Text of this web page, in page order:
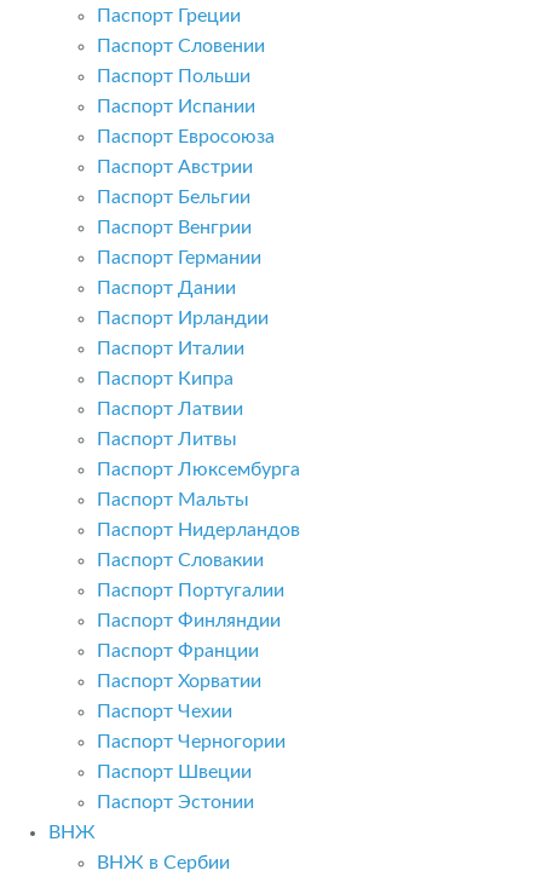
Паспорт Греции
Паспорт Словении
Паспорт Польши
Паспорт Испании
Паспорт Евросоюза
Паспорт Австрии
Паспорт Бельгии
Паспорт Венгрии
Паспорт Германии
Паспорт Дании
Паспорт Ирландии
Паспорт Италии
Паспорт Кипра
Паспорт Латвии
Паспорт Литвы
Паспорт Люксембурга
Паспорт Мальты
Паспорт Нидерландов
Паспорт Словакии
Паспорт Португалии
Паспорт Финляндии
Паспорт Франции
Паспорт Хорватии
Паспорт Чехии
Паспорт Черногории
Паспорт Швеции
Паспорт Эстонии
ВНЖ
ВНЖ в Сербии